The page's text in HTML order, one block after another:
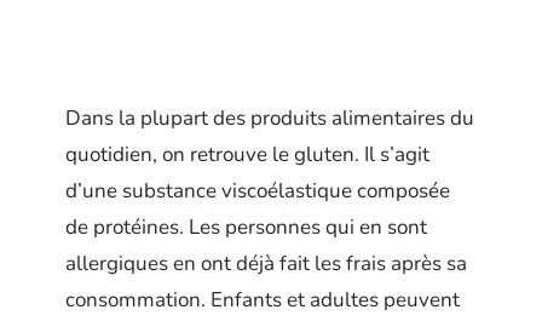
Dans la plupart des produits alimentaires du
quotidien, on retrouve le gluten. Il s’agit
d’une substance viscoélastique composée
de protéines. Les personnes qui en sont
allergiques en ont déjà fait les frais après sa
consommation. Enfants et adultes peuvent